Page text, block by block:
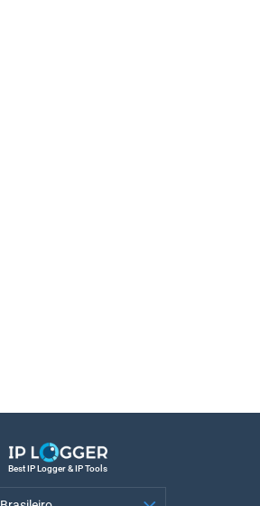
Best IP Logger & IP Tools